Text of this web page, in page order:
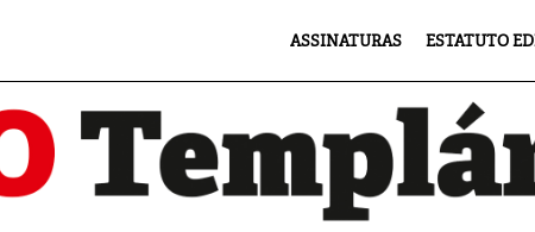
ASSINATURAS ESTATUTO